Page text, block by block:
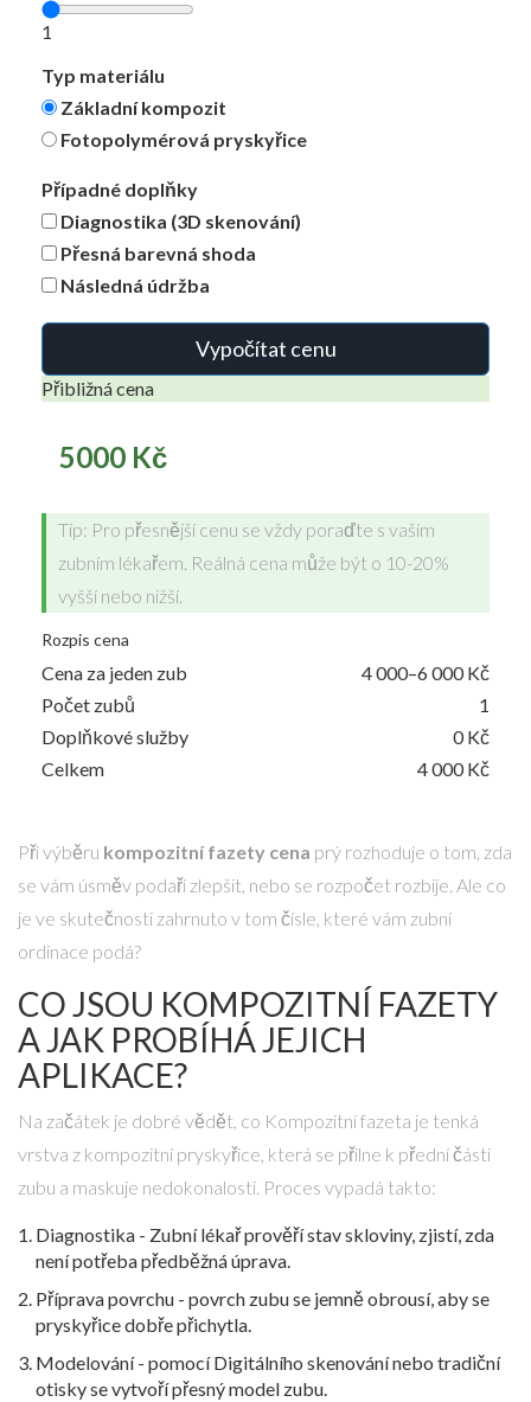
1
Typ materiálu
Základní kompozit
Fotopolymérová pryskyřice
Případné doplňky
Diagnostika (3D skenování)
Přesná barevná shoda
Následná údržba
Vypočítat cenu
Přibližná cena
5000 Kč
Tip: Pro přesnější cenu se vždy poraďte s vaším
zubním lékařem. Reálná cena může být o 10-20%
vyšší nebo nižší.
Rozpis cena
Cena za jeden zub
4 000–6 000 Kč
Počet zubů
1
Doplňkové služby
0 Kč
Celkem
4 000 Kč
Při výběru kompozitní fazety cena prý rozhoduje o tom, zda
se vám úsměv podaří zlepšit, nebo se rozpočet rozbije. Ale co
je ve skutečnosti zahrnuto v tom čísle, které vám zubní
ordinace podá?
CO JSOU KOMPOZITNÍ FAZETY
A JAK PROBÍHÁ JEJICH
APLIKACE?
Na začátek je dobré vědět, co Kompozitní fazeta je tenká
vrstva z kompozitní pryskyřice, která se přilne k přední části
zubu a maskuje nedokonalosti. Proces vypadá takto:
Diagnostika - Zubní lékařprověří stav skloviny, zjistí, zda
není potřeba předběžná úprava.
Příprava povrchu - povrch zubu se jemně obrousí, aby se
pryskyřice dobře přichytla.
Modelování - pomocíDigitálního skenovánínebo tradiční
otisky se vytvoří přesný model zubu.